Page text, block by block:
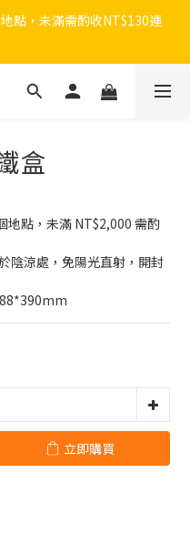
點，未滿需酌收NT$130運
盒
地點，未滿 NT$2,000 需酌
陰涼處，免陽光直射，開封
立即購買